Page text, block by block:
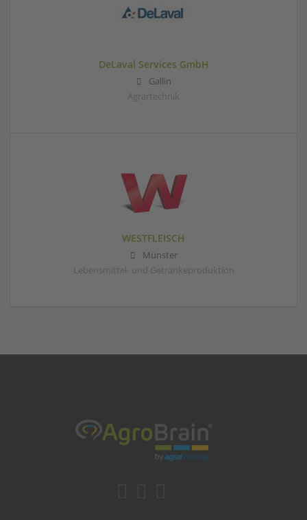
DeLaval Services GmbH
Gallin
Agrartechnik
WESTFLEISCH
Münster
Lebensmittel- und Getränkeproduktion